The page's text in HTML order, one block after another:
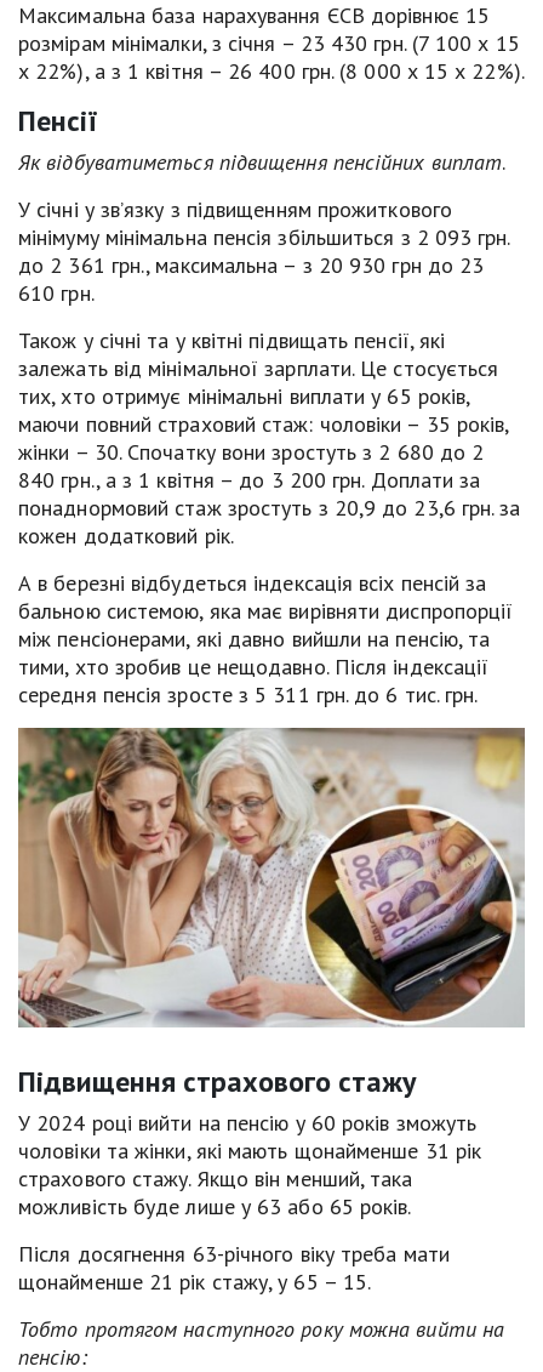
Максимальна база нарахування ЄСВ дорівнює 15
розмірам мінімалки, з січня – 23 430 грн. (7 100 х 15
х 22%), а з 1 квітня – 26 400 грн. (8 000 х 15 х 22%).
Пенсії
Як відбуватиметься підвищення пенсійних виплат.
У січні у зв’язку з підвищенням прожиткового
мінімуму мінімальна пенсія збільшиться з 2 093 грн.
до 2 361 грн., максимальна – з 20 930 грн до 23
610 грн.
Також у січні та у квітні підвищать пенсії, які
залежать від мінімальної зарплати. Це стосується
тих, хто отримує мінімальні виплати у 65 років,
маючи повний страховий стаж: чоловіки – 35 років,
жінки – 30. Спочатку вони зростуть з 2 680 до 2
840 грн., а з 1 квітня – до 3 200 грн. Доплати за
понаднормовий стаж зростуть з 20,9 до 23,6 грн. за
кожен додатковий рік.
А в березні відбудеться індексація всіх пенсій за
бальною системою, яка має вирівняти диспропорції
між пенсіонерами, які давно вийшли на пенсію, та
тими, хто зробив це нещодавно. Після індексації
середня пенсія зросте з 5 311 грн. до 6 тис. грн.
Підвищення страхового стажу
У 2024 році вийти на пенсію у 60 років зможуть
чоловіки та жінки, які мають щонайменше 31 рік
страхового стажу. Якщо він менший, така
можливість буде лише у 63 або 65 років.
Після досягнення 63-річного віку треба мати
щонайменше 21 рік стажу, у 65 – 15.
Тобто протягом наступного року можна вийти на
пенсію: